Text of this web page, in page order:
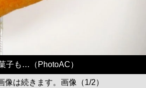
子も…（PhotoAC）
像は続きます。画像（1/2）